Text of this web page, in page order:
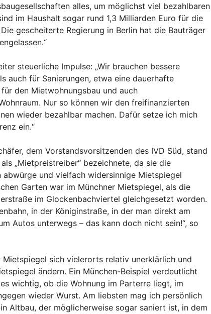
alles, um möglichst viel bezahlbaren
im Haushalt sogar rund 1,3 Milliarden Euro für die
gescheiterte Regierung in Berlin hat die Bauträger
steuerliche Impulse: „Wir brauchen bessere
auch für Sanierungen, etwa eine dauerhafte
den Mietwohnungsbau und auch
Nur so können wir den freifinanzierten
wieder bezahlbar machen. Dafür setze ich mich
ein.“
dem Vorstandsvorsitzenden des IVD Süd, stand
„Mietpreistreiber“ bezeichnete, da sie die
und vielfach widersinnige Mietspiegel
Garten war im Münchner Mietspiegel, als die
im Glockenbachviertel gleichgesetzt worden.
in der Königinstraße, in der man direkt am
Autos unterwegs – das kann doch nicht sein!“, so
sich vielerorts relativ unerklärlich und
ändern. Ein München-Beispiel verdeutlicht
wichtig, ob die Wohnung im Parterre liegt, im
wieder Wurst. Am liebsten mag ich persönlich
Altbau, der möglicherweise sogar saniert ist, in dem